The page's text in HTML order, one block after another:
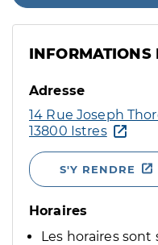
INFORMATIONS
Adresse
14 Rue Joseph
13800 Istres
S'Y RENDRE
Horaires
Les horaires